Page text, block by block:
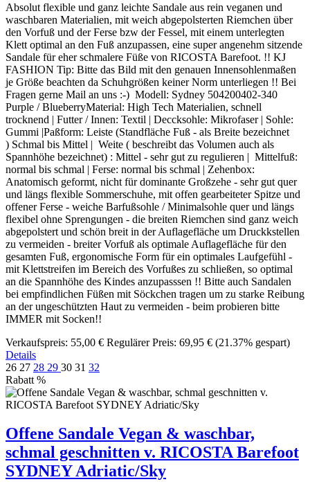
Absolut flexible und ganz leichte Sandale aus rein veganen und
waschbaren Materialien, mit weich abgepolsterten Riemchen über
den Vorfuß und der Ferse bzw der Fessel, mit einem unterlegten
Klett optimal an den Fuß anzupassen, eine super angenehm sitzende
Sandale für eher schmalere Füße von RICOSTA Barefoot. !! KJ
FASHION Tip: Bitte das Bild mit den genauen Innensohlenmaßen
je Größe beachten da Schuhgrößen keiner Norm unterliegen !! Bei
Fragen gerne Mail an uns :-) Modell: Sydney 504200402-340
Purple / BlueberryMaterial: High Tech Materialien, schnell
trocknend | Futter / Innen: Textil | Deccksohle: Mikrofaser | Sohle:
Gummi |Paßform: Leiste (Standfläche Fuß - als Breite bezeichnet
) Schmal bis Mittel | Weite ( beschreibt das Volumen auch als
Spannhöhe bezeichnet) : Mittel - sehr gut zu regulieren | Mittelfuß:
normal bis schmal | Ferse: normal bis schmal | Zehenbox:
Anatomisch geformt, nicht für dominante Großzehe - sehr gut quer
und längs flexible Sommerschuhe, mit offen gearbeiteter Spitze und
offener Ferse - weiche Barfußsohle / Minimalsohle quer und längs
flexibel ohne Sprengungen - die breiten Riemchen sind ganz weich
abgepolstert und schön breit in der Auflagefläche um Druckkstellen
zu vermeiden - breiter Vorfuß als optimale Auflagefläche für den
gesamten Fuß, ergonomische Form für ein optimales Laufgefühl -
mit Klettstreifen im Bereich des Vorfußes zu schließen, so optimal
an die Spannhöhe des Kindes anzupasssen !! Bitte auch Sandalen
bei empfindlichen Füßen mit Söckchen tragen um zu starke Reibung
an der ungeschützten Haut zu vermeiden - beim probieren bitte
IMMER mit Socken!!
Verkaufspreis: 55,00 € Regulärer Preis: 69,95 € (21.37% gespart)
Details
26 27 28 29 30 31 32
Rabatt %
Offene Sandale Vegan & waschbar,
schmal geschnitten v. RICOSTA Barefoot
SYDNEY Adriatic/Sky